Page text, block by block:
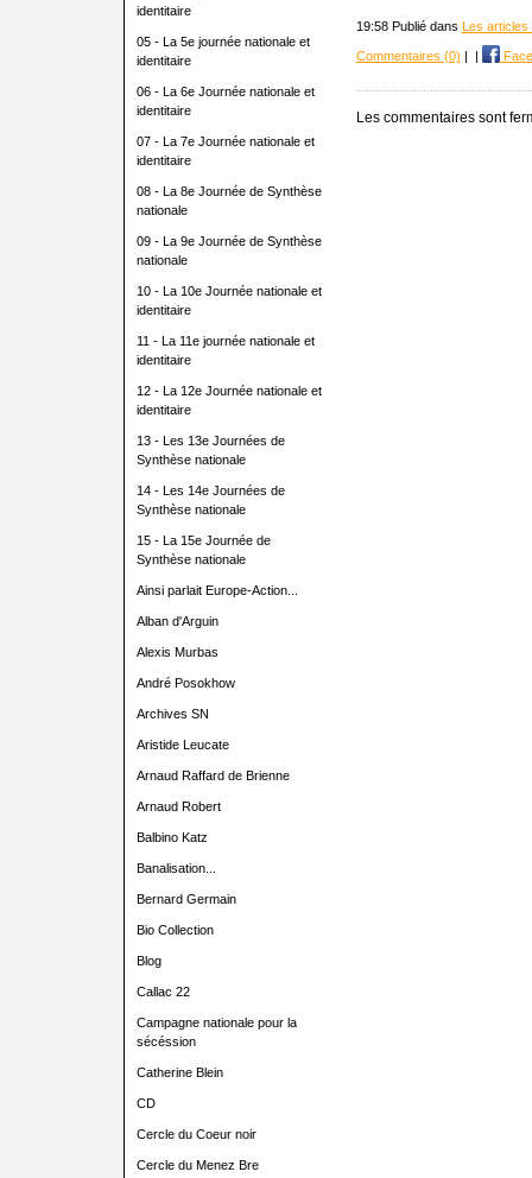
identitaire
05 - La 5e journée nationale et
identitaire
06 - La 6e Journée nationale et
identitaire
07 - La 7e Journée nationale et
identitaire
08 - La 8e Journée de Synthèse
nationale
09 - La 9e Journée de Synthèse
nationale
10 - La 10e Journée nationale et
identitaire
11 - La 11e journée nationale et
identitaire
12 - La 12e Journée nationale et
identitaire
13 - Les 13e Journées de
Synthèse nationale
14 - Les 14e Journées de
Synthèse nationale
15 - La 15e Journée de
Synthèse nationale
Ainsi parlait Europe-Action...
Alban d'Arguin
Alexis Murbas
André Posokhow
Archives SN
Aristide Leucate
Arnaud Raffard de Brienne
Arnaud Robert
Balbino Katz
Banalisation...
Bernard Germain
Bio Collection
Blog
Callac 22
Campagne nationale pour la
sécéssion
Catherine Blein
CD
Cercle du Coeur noir
Cercle du Menez Bre
19:58 Publié dans Les
Commentaires (0)
Les commentaires sont